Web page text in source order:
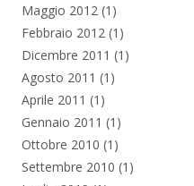
Maggio 2012 (1)
Febbraio 2012 (1)
Dicembre 2011 (1)
Agosto 2011 (1)
Aprile 2011 (1)
Gennaio 2011 (1)
Ottobre 2010 (1)
Settembre 2010 (1)